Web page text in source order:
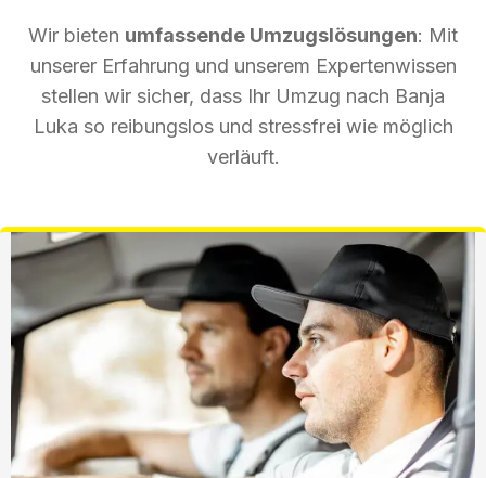
Wir bieten umfassende Umzugslösungen: Mit
unserer Erfahrung und unserem Expertenwissen
stellen wir sicher, dass Ihr Umzug nach Banja
Luka so reibungslos und stressfrei wie möglich
verläuft.